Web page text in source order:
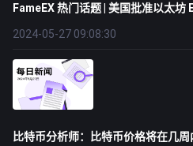
FameEX 热门话题 | 美国批准以太坊
2024-05-27 09:08:30
比特币分析师：比特币价格将在几